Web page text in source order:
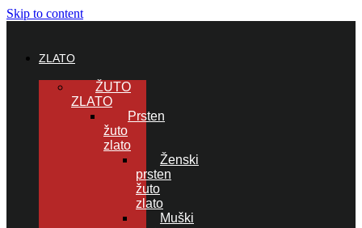
Skip to content
ZLATO
ŽUTO
ZLATO
Prsten
žuto
zlato
Ženski
prsten
žuto
zlato
Muški